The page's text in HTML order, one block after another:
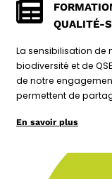
QUALITÉ-
La sensibilisation de
biodiversité et de
de notre
permettent de
En savoir plus